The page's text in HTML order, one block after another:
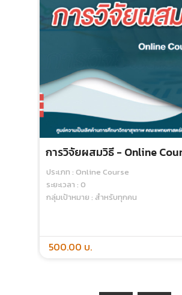
การวิจัยผสมวิธี - Online
ประเภท : Online Course
ระยะเวลา : 0
กลุ่มเป้าหมาย : สำหรับทุกคน
500.00 บ.